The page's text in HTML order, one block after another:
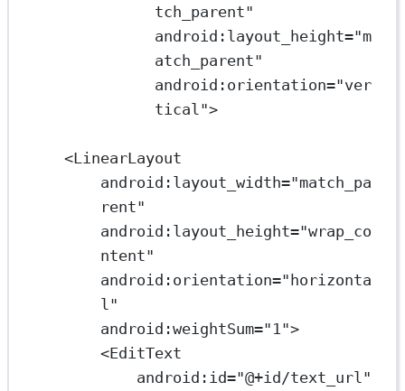
tch_parent"
android:layout_height="m
atch_parent"
android:orientation="ver
tical">
<LinearLayout
android:layout_width="match_pa
rent"
android:layout_height="wrap_co
ntent"
android:orientation="horizonta
l"
android:weightSum="1">
<EditText
android:id="@+id/text_url"